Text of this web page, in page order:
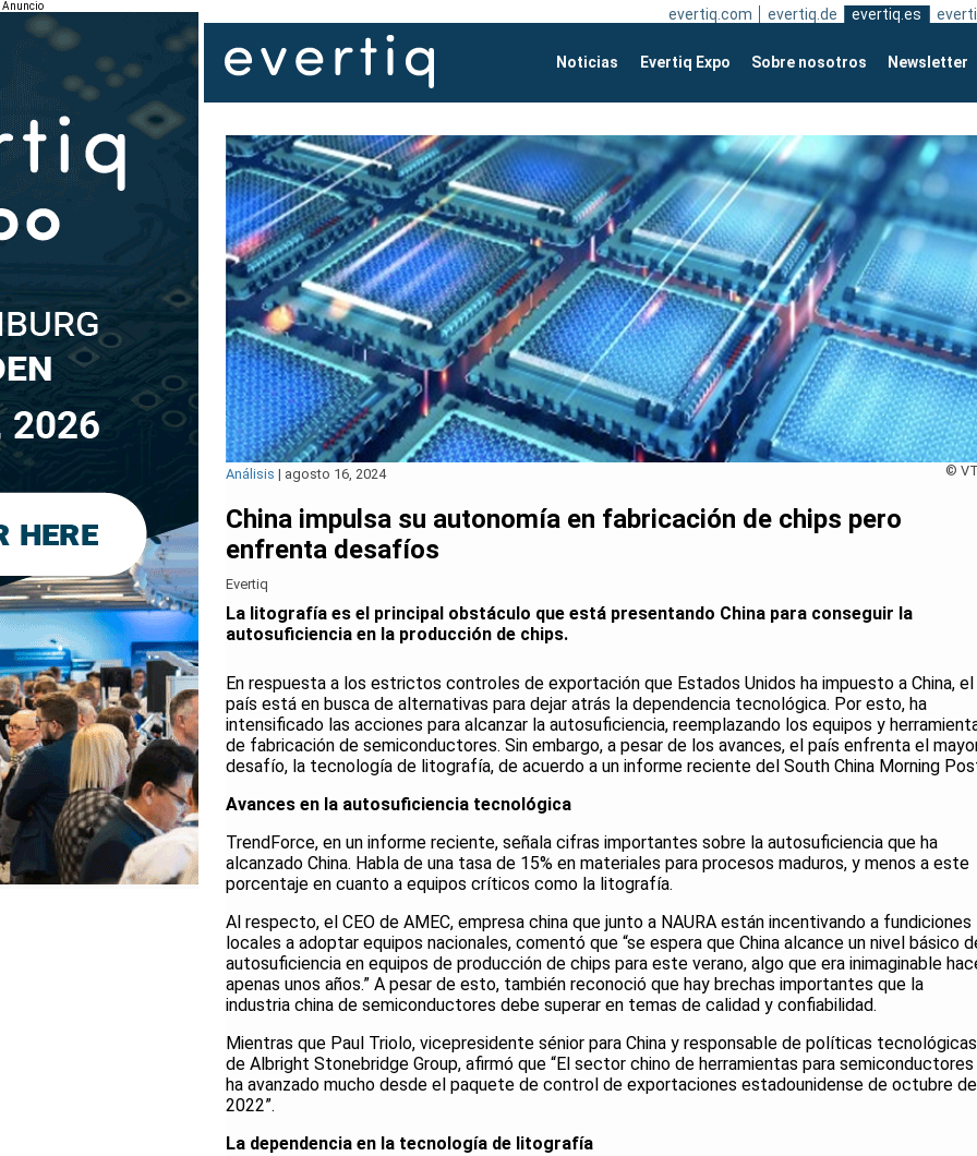
Anuncio evertiq.com evertiq.de evertiq.es
Noticias Evertiq Expo Sobre nosotros Newsletter
©
Análisis | agosto 16, 2024
China impulsa su autonomía en fabricación de chips pero
enfrenta desafíos
Evertiq
La litografía es el principal obstáculo que está presentando China para conseguir la
autosuficiencia en la producción de chips.
En respuesta a los estrictos controles de exportación que Estados Unidos ha impuesto a China, el
país está en busca de alternativas para dejar atrás la dependencia tecnológica. Por esto, ha
intensificado las acciones para alcanzar la autosuficiencia, reemplazando los equipos y
de fabricación de semiconductores. Sin embargo, a pesar de los avances, el país enfrenta el
desafío, la tecnología de litografía, de acuerdo a un informe reciente del South China Morning
Avances en la autosuficiencia tecnológica
TrendForce, en un informe reciente, señala cifras importantes sobre la autosuficiencia que ha
alcanzado China. Habla de una tasa de 15% en materiales para procesos maduros, y menos a este
porcentaje en cuanto a equipos críticos como la litografía.
Al respecto, el CEO de AMEC, empresa china que junto a NAURA están incentivando a fundiciones
locales a adoptar equipos nacionales, comentó que “se espera que China alcance un nivel básico
autosuficiencia en equipos de producción de chips para este verano, algo que era inimaginable
apenas unos años.” A pesar de esto, también reconoció que hay brechas importantes que la
industria china de semiconductores debe superar en temas de calidad y confiabilidad.
Mientras que Paul Triolo, vicepresidente sénior para China y responsable de políticas tecnológicas
de Albright Stonebridge Group, afirmó que “El sector chino de herramientas para semiconductores
ha avanzado mucho desde el paquete de control de exportaciones estadounidense de octubre de
2022”.
La dependencia en la tecnología de litografía